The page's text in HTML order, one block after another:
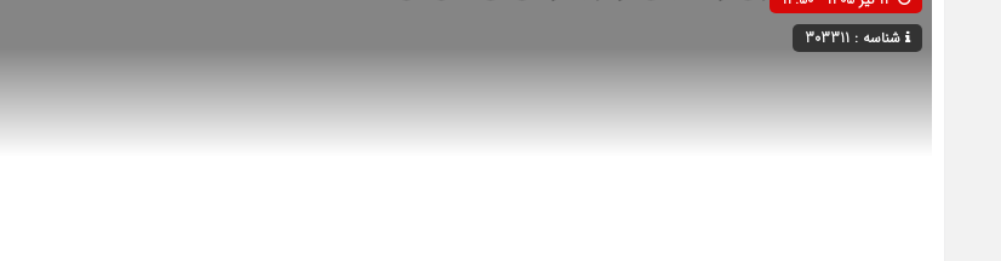
شناسه : 303311